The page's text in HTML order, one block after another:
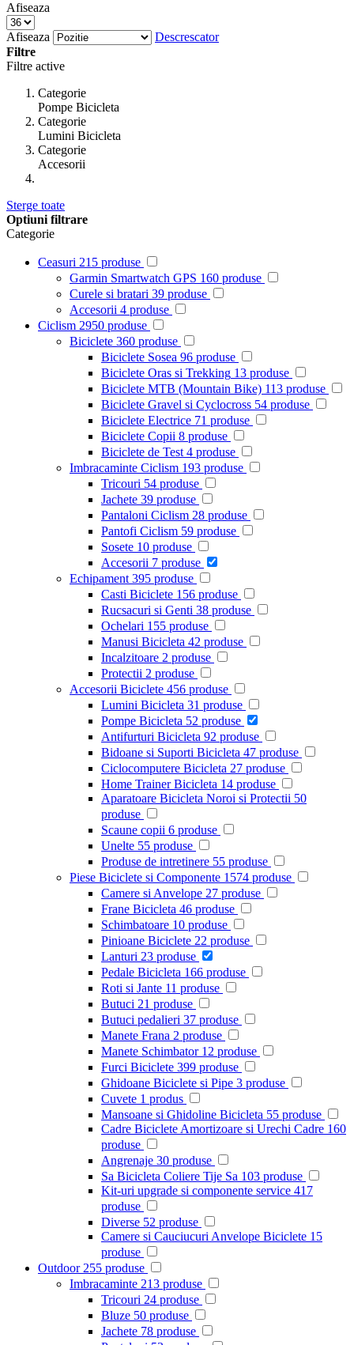
Afiseaza
Afiseaza
Descrescator
Filtre
Filtre active
Categorie
Pompe Bicicleta
Categorie
Lumini Bicicleta
Categorie
Accesorii
Sterge toate
Optiuni filtrare
Categorie
Ceasuri 215 produse
Garmin Smartwatch GPS 160 produse
Curele si bratari 39 produse
Accesorii 4 produse
Ciclism 2950 produse
Biciclete 360 produse
Biciclete Sosea 96 produse
Biciclete Oras si Trekking 13 produse
Biciclete MTB (Mountain Bike) 113 produse
Biciclete Gravel si Cyclocross 54 produse
Biciclete Electrice 71 produse
Biciclete Copii 8 produse
Biciclete de Test 4 produse
Imbracaminte Ciclism 193 produse
Tricouri 54 produse
Jachete 39 produse
Pantaloni Ciclism 28 produse
Pantofi Ciclism 59 produse
Sosete 10 produse
Accesorii 7 produse
Echipament 395 produse
Casti Biciclete 156 produse
Rucsacuri si Genti 38 produse
Ochelari 155 produse
Manusi Bicicleta 42 produse
Incalzitoare 2 produse
Protectii 2 produse
Accesorii Biciclete 456 produse
Lumini Bicicleta 31 produse
Pompe Bicicleta 52 produse
Antifurturi Bicicleta 92 produse
Bidoane si Suporti Bicicleta 47 produse
Ciclocomputere Bicicleta 27 produse
Home Trainer Bicicleta 14 produse
Aparatoare Bicicleta Noroi si Protectii 50
produse
Scaune copii 6 produse
Unelte 55 produse
Produse de intretinere 55 produse
Piese Biciclete si Componente 1574 produse
Camere si Anvelope 27 produse
Frane Bicicleta 46 produse
Schimbatoare 10 produse
Pinioane Biciclete 22 produse
Lanturi 23 produse
Pedale Bicicleta 166 produse
Roti si Jante 11 produse
Butuci 21 produse
Butuci pedalieri 37 produse
Manete Frana 2 produse
Manete Schimbator 12 produse
Furci Biciclete 399 produse
Ghidoane Biciclete si Pipe 3 produse
Cuvete 1 produs
Mansoane si Ghidoline Bicicleta 55 produse
Cadre Biciclete Amortizoare si Urechi Cadre 160
produse
Angrenaje 30 produse
Sa Bicicleta Coliere Tije Sa 103 produse
Kit-uri upgrade si componente service 417
produse
Diverse 52 produse
Camere si Cauciucuri Anvelope Biciclete 15
produse
Outdoor 255 produse
Imbracaminte 213 produse
Tricouri 24 produse
Bluze 50 produse
Jachete 78 produse